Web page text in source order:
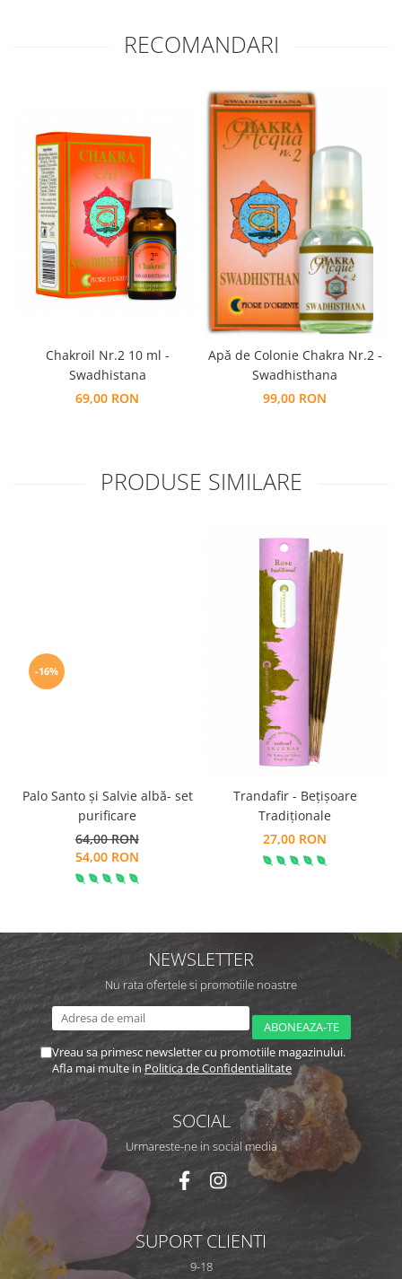
RECOMANDARI
Chakroil Nr.2 10 ml -
Swadhistana
69,00 RON
Apă de Colonie Chakra Nr.2 -
Swadhisthana
99,00 RON
PRODUSE SIMILARE
-16%
Palo Santo și Salvie albă- set
purificare
64,00 RON
54,00 RON
Trandafir - Bețișoare
Tradiționale
27,00 RON
NEWSLETTER
Nu rata ofertele si promotiile noastre
Vreau sa primesc newsletter cu promotiile magazinului.
Afla mai multe inPolitica de Confidentialitate
SOCIAL
Urmareste-ne in social media
SUPORT CLIENTI
9-18